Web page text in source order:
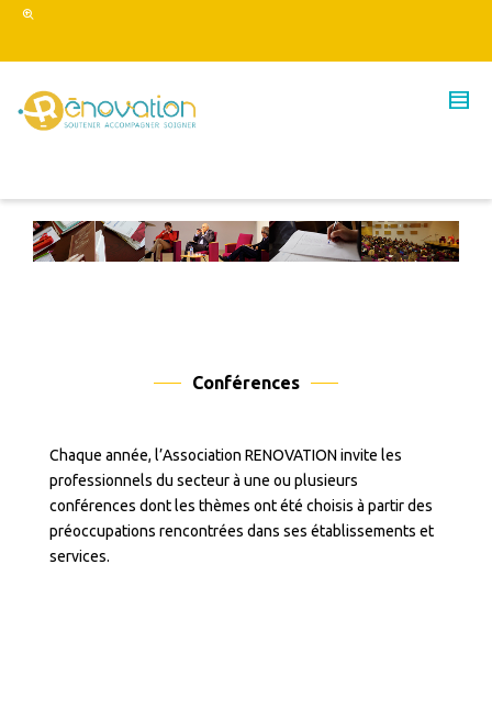
Conférences
Chaque année, l’Association RENOVATION invite les
professionnels du secteur à une ou plusieurs
conférences dont les thèmes ont été choisis à partir des
préoccupations rencontrées dans ses établissements et
services.